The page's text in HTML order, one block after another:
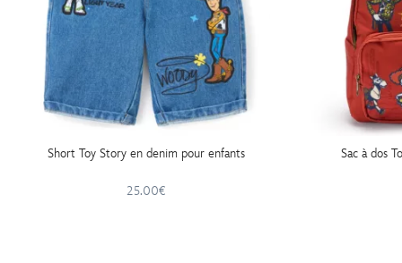
Short Toy Story en denim pour enfants
25.00€
Sac à dos